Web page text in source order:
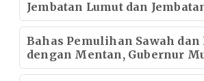
Jembatan Lumut dan
Bahas Pemulihan Sawah dan
dengan Mentan, Gubernur
Butuh Dukungan Pak